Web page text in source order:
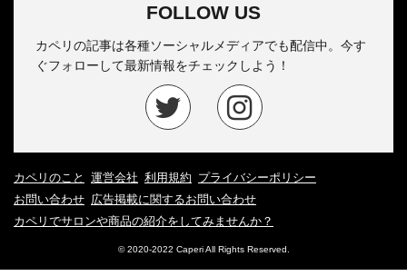
FOLLOW US
カペリの記事は各種ソーシャルメディアでも配信中。今す
ぐフォローして最新情報をチェックしよう！
カペリのこと 運営会社 利用規約 プライバシーポリシー
お問い合わせ 広告掲載に関するお問い合わせ
カペリでサロンや商品の紹介をしてみませんか？
© 2020-2022 Caperi All Rights Reserved.